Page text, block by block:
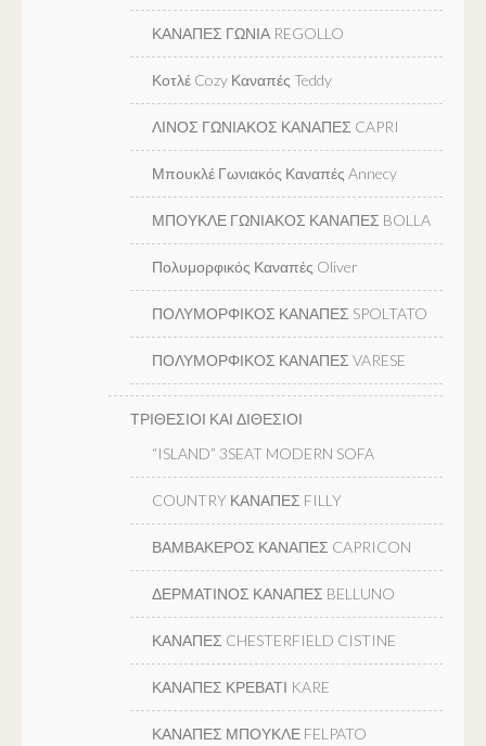
ΚΑΝΑΠΕΣ ΓΩΝΙΑ REGOLLO
Κοτλέ Cozy Καναπές Teddy
ΛΙΝΟΣ ΓΩΝΙΑΚΟΣ ΚΑΝΑΠΕΣ CAPRI
Μπουκλέ Γωνιακός Καναπές Annecy
ΜΠΟΥΚΛΕ ΓΩΝΙΑΚΟΣ ΚΑΝΑΠΕΣ BOLLA
Πολυμορφικός Καναπές Oliver
ΠΟΛΥΜΟΡΦΙΚΟΣ ΚΑΝΑΠΕΣ SPOLTATO
ΠΟΛΥΜΟΡΦΙΚΟΣ ΚΑΝΑΠΕΣ VARESE
ΤΡΙΘΕΣΙΟΙ ΚΑΙ ΔΙΘΕΣΙΟΙ
“ISLAND” 3SEAT MODERN SOFA
COUNTRY ΚΑΝΑΠΕΣ FILLY
ΒΑΜΒΑΚΕΡΟΣ ΚΑΝΑΠΕΣ CAPRICON
ΔΕΡΜΑΤΙΝΟΣ ΚΑΝΑΠΕΣ BELLUNO
ΚΑΝΑΠΕΣ CHESTERFIELD CISTINE
ΚΑΝΑΠΕΣ ΚΡΕΒΑΤΙ KARE
ΚΑΝΑΠΕΣ ΜΠΟΥΚΛΕ FELPATO